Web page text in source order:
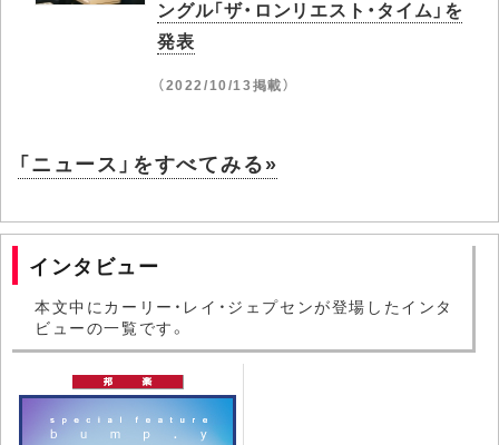
ングル「ザ・ロンリエスト・タイム」を
発表
（2022/10/13掲載）
「ニュース」をすべてみる»
インタビュー
本文中にカーリー・レイ・ジェプセンが登場したインタ
ビューの一覧です。